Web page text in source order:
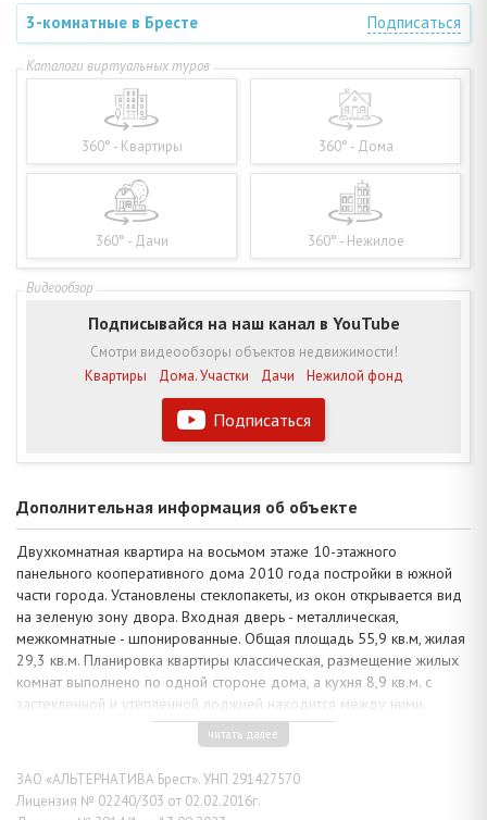
3-комнатные в Бресте Подписаться
360° - Квартиры 360° - Дома
360° - Дачи 360° - Нежилое
Подписаться
Подписывайся на наш канал в YouTube
Смотри видеообзоры объектов недвижимости!
Квартиры
Дома. Участки Дачи Нежилой фонд
Дополнительная информация об объекте
Двухкомнатная квартира на восьмом этаже 10-этажного
панельного кооперативного дома 2010 года постройки в южной
части города. Установлены стеклопакеты, из окон открывается вид
на зеленую зону двора. Входная дверь - металлическая,
межкомнатные - шпонированные. Общая площадь 55,9 кв.м, жилая
29,3 кв.м. Планировка квартиры классическая, размещение жилых
комнат выполнено по одной стороне дома, а кухня 8,9 кв.м. с
застекленной и утепленной лоджией находится между ними,
раздельный санузел и коридор.
создана атмосфера уюта. Произведен ремонт с использованием
материалов хорошего качества: натяжные потолки оснащены
читать далее
ЗАО «АЛЬТЕРНАТИВА Брест». УНП 291427570
Лицензия № 02240/303 от 02.02.2016г.